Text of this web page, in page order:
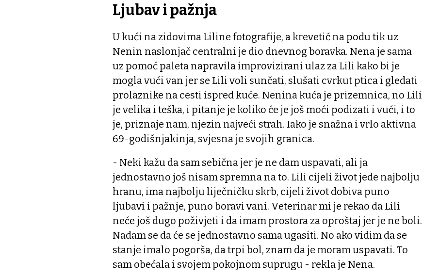
Ljubav i pažnja
U kući na zidovima Liline fotografije, a krevetić na podu tik uz
Nenin naslonjač centralni je dio dnevnog boravka. Nena je sama
uz pomoć paleta napravila improvizirani ulaz za Lili kako bi je
mogla vući van jer se Lili voli sunčati, slušati cvrkut ptica i gledati
prolaznike na cesti ispred kuće. Nenina kuća je prizemnica, no Lili
je velika i teška, i pitanje je koliko će je još moći podizati i vući, i to
je, priznaje nam, njezin najveći strah. Iako je snažna i vrlo aktivna
69-godišnjakinja, svjesna je svojih granica.
- Neki kažu da sam sebična jer je ne dam uspavati, ali ja
jednostavno još nisam spremna na to. Lili cijeli život jede najbolju
hranu, ima najbolju liječničku skrb, cijeli život dobiva puno
ljubavi i pažnje, puno boravi vani. Veterinar mi je rekao da Lili
neće još dugo poživjeti i da imam prostora za oproštaj jer je ne boli.
Nadam se da će se jednostavno sama ugasiti. No ako vidim da se
stanje imalo pogorša, da trpi bol, znam da je moram uspavati. To
sam obećala i svojem pokojnom suprugu - rekla je Nena.